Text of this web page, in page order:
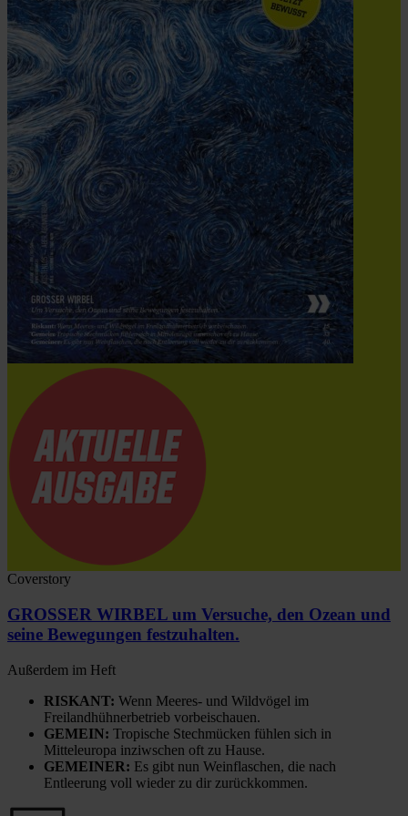
Coverstory
GROSSER WIRBEL um Versuche, den Ozean und
seine Bewegungen festzuhalten.
Außerdem im Heft
RISKANT: Wenn Meeres- und Wildvögel im
Freilandhühnerbetrieb vorbeischauen.
GEMEIN: Tropische Stechmücken fühlen sich in
Mitteleuropa inziwschen oft zu Hause.
GEMEINER: Es gibt nun Weinflaschen, die nach
Entleerung voll wieder zu dir zurückkommen.